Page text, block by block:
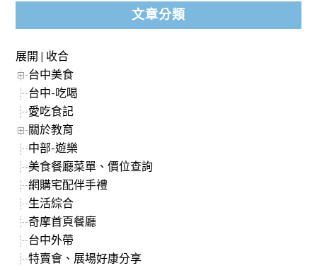
文章分類
展開 | 收合
台中美食
台中-吃喝
愛吃食記
關於教育
中部-遊樂
美食餐廳菜單、價位查詢
網購宅配伴手禮
生活綜合
奇摩首頁餐廳
台中外帶
特賣會、展場好康分享